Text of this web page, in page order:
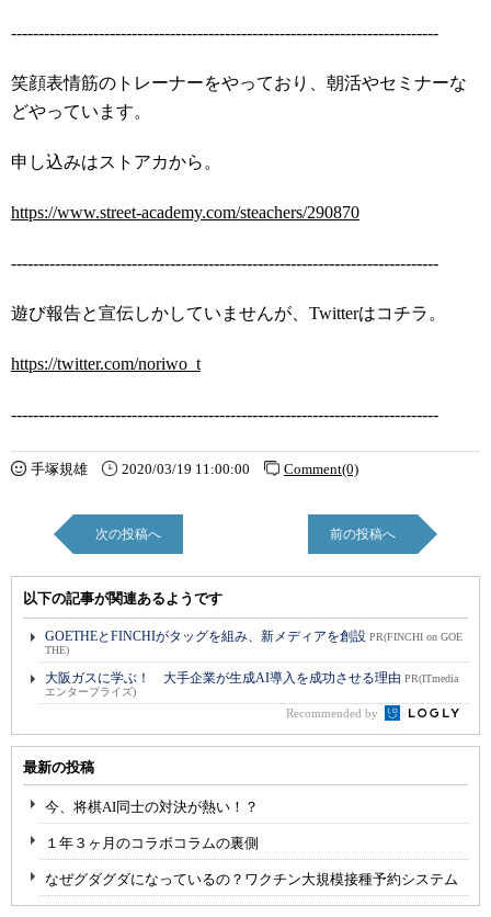
------------------------------------------------------------------------------
笑顔表情筋のトレーナーをやっており、朝活やセミナーな
どやっています。
申し込みはストアカから。
https://www.street-academy.com/steachers/290870
------------------------------------------------------------------------------
遊び報告と宣伝しかしていませんが、Twitterはコチラ。
https://twitter.com/noriwo_t
------------------------------------------------------------------------------
手塚規雄 2020/03/19 11:00:00 Comment(0)
次の投稿へ 前の投稿へ
以下の記事が関連あるようです
GOETHEとFINCHIがタッグを組み、新メディアを創設 PR(FINCHI on GOE
THE)
大阪ガスに学ぶ！ 大手企業が生成AI導入を成功させる理由 PR(ITmedia
エンタープライズ)
Recommended by
最新の投稿
今、将棋AI同士の対決が熱い！？
１年３ヶ月のコラボコラムの裏側
なぜグダグダになっているの？ワクチン大規模接種予約システム